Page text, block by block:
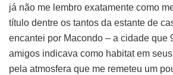
já não me lembro exatamente como
título dentre os tantos da estante de
encantei por Macondo – a cidade que
amigos indicava como habitat em
pela atmosfera que me remeteu um